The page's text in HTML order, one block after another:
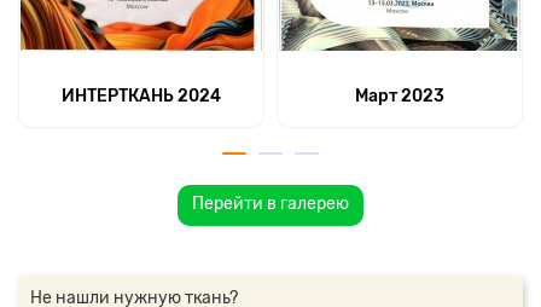
ИНТЕРТКАНЬ 2024 Март 2023
Перейти в галерею
Не нашли нужную ткань?